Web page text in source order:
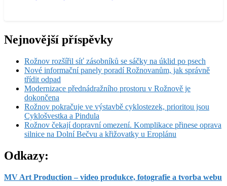
Nejnovější příspěvky
Rožnov rozšířil síť zásobníků se sáčky na úklid po psech
Nové informační panely poradí Rožnovanům, jak správně
třídit odpad
Modernizace přednádražního prostoru v Rožnově je
dokončena
Rožnov pokračuje ve výstavbě cyklostezek, prioritou jsou
Cyklošvestka a Pindula
Rožnov čekají dopravní omezení. Komplikace přinese oprava
silnice na Dolní Bečvu a křižovatky u Eroplánu
Odkazy:
MV Art Production – video produkce, fotografie a tvorba webu